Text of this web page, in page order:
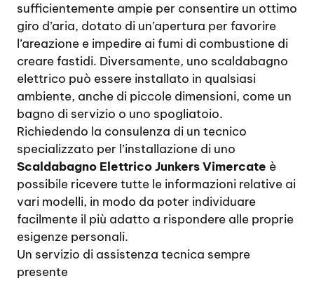
sufficientemente ampie per consentire un ottimo
giro d’aria, dotato di un’apertura per favorire
l’areazione e impedire ai fumi di combustione di
creare fastidi. Diversamente, uno scaldabagno
elettrico può essere installato in qualsiasi
ambiente, anche di piccole dimensioni, come un
bagno di servizio o uno spogliatoio.
Richiedendo la consulenza di un tecnico
specializzato per l’installazione di uno
Scaldabagno Elettrico Junkers Vimercate è
possibile ricevere tutte le informazioni relative ai
vari modelli, in modo da poter individuare
facilmente il più adatto a rispondere alle proprie
esigenze personali.
Un servizio di assistenza tecnica sempre
presente